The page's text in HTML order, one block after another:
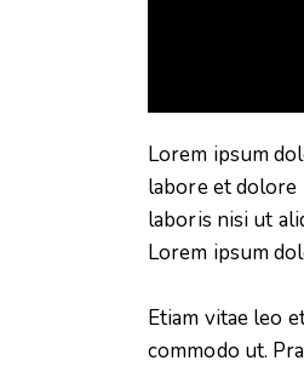
Lorem ipsum
labore et dolore
laboris nisi ut
Lorem ipsum
Etiam vitae leo
commodo ut.